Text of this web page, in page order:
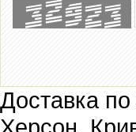
Доставка
Херсон,